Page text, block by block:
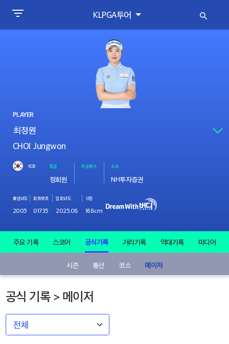
KLPGA투어
PLAYER
CHOI Jungwon
KOR 등급
정회원
우승횟수 소속
NH투자증권
출생년도
2005
회원번호
01735
입회년도
2025.08
신장
168cm
주요 기록 스코어 공식기록 거리기록 역대기록 미디어
시즌 통산 코스 메이저
공식 기록 > 메이저